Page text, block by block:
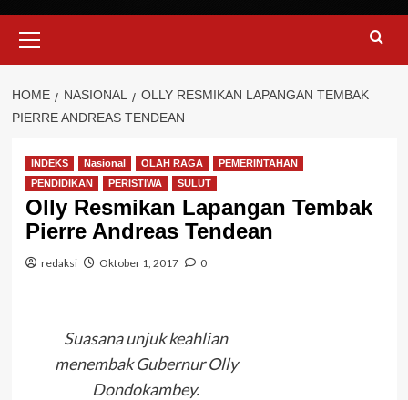
Menu
HOME NASIONAL
OLLY RESMIKAN LAPANGAN TEMBAK
PIERRE ANDREAS TENDEAN
INDEKS Nasional OLAH RAGA
PEMERINTAHAN
PENDIDIKAN
PERISTIWA SULUT
Olly Resmikan Lapangan Tembak
Pierre Andreas Tendean
redaksi Oktober 1, 2017 0
Suasana unjuk keahlian
menembak Gubernur Olly
Dondokambey.